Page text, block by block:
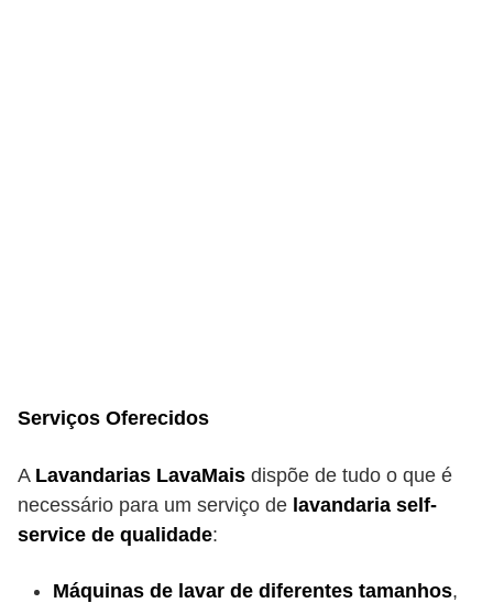
Serviços Oferecidos
A Lavandarias LavaMais dispõe de tudo o que é
necessário para um serviço de lavandaria self-
service de qualidade:
Máquinas de lavar de diferentes tamanhos,